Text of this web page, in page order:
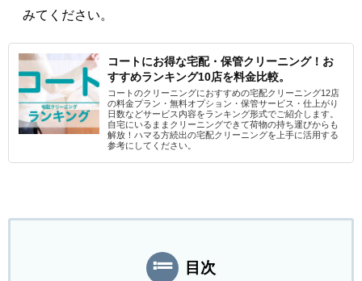
みてください。
コートにお得な宅配・保管クリーニング！お
すすめランキング10店を料金比較。
コートのクリーニングにおすすめの宅配クリーニング12店
の料金プラン・無料オプション・保管サービス・仕上がり
日数などサービス内容をランキング形式でご紹介します。
自宅にいるままクリーニングできて荷物の持ち運びからも
解放！ハマる方続出の宅配クリーニングを上手に活用する
参考にしてください。
目次